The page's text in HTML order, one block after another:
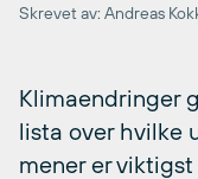
Skrevet av: Andreas
Klimaendringer
lista over hvilke
mener er